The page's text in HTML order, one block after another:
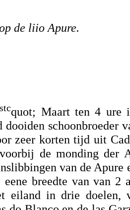
de liio Apure.
stcquot; Maart ten 4 ure
schoonbroeder
zeer korten tijd uit
de monding der
van de Apure
breedte van van
eiland in drie doelen,